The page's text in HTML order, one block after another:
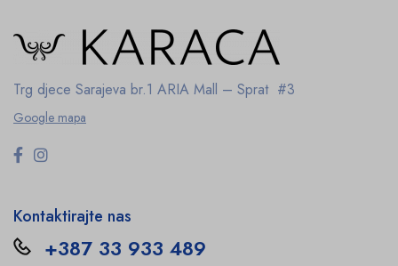
Trg djece Sarajeva br.1 ARIA Mall – Sprat #3
Google mapa
Kontaktirajte nas
+387 33 933 489